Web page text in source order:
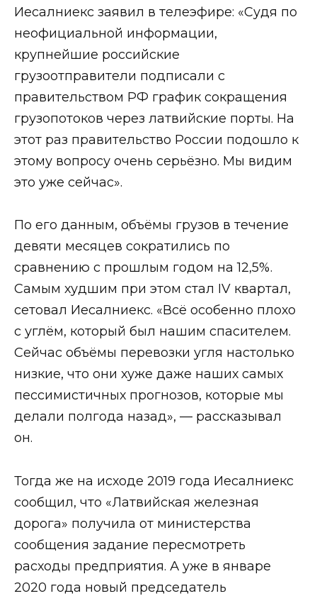
Иесалниекс заявил в телеэфире: «Судя по
неофициальной информации,
крупнейшие российские
грузоотправители подписали с
правительством РФ график сокращения
грузопотоков через латвийские порты. На
этот раз правительство России подошло к
этому вопросу очень серьёзно. Мы видим
это уже сейчас».
По его данным, объёмы грузов в течение
девяти месяцев сократились по
сравнению с прошлым годом на 12,5%.
Самым худшим при этом стал IV квартал,
сетовал Иесалниекс. «Всё особенно плохо
с углём, который был нашим спасителем.
Сейчас объёмы перевозки угля настолько
низкие, что они хуже даже наших самых
пессимистичных прогнозов, которые мы
делали полгода назад», — рассказывал
он.
Тогда же на исходе 2019 года Иесалниекс
сообщил, что «Латвийская железная
дорога» получила от министерства
сообщения задание пересмотреть
расходы предприятия. А уже в январе
2020 года новый председатель